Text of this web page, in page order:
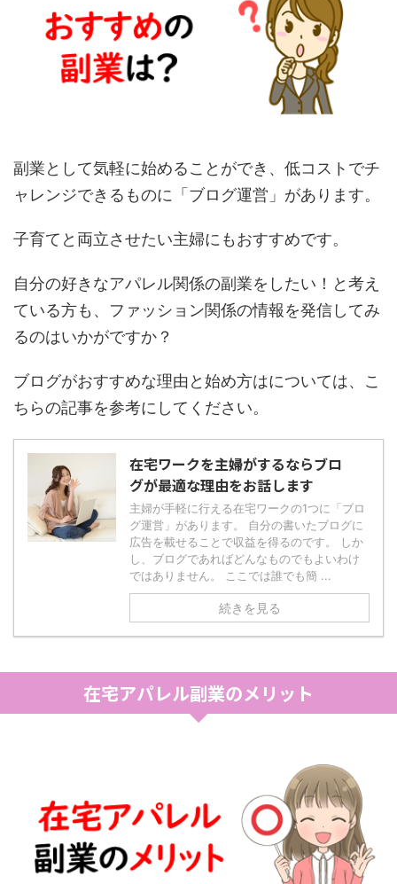
副業として気軽に始めることができ、低コストでチ
ャレンジできるものに「ブログ運営」があります。
子育てと両立させたい主婦にもおすすめです。
自分の好きなアパレル関係の副業をしたい！と考え
ている方も、ファッション関係の情報を発信してみ
るのはいかがですか？
ブログがおすすめな理由と始め方はについては、こ
ちらの記事を参考にしてください。
在宅ワークを主婦がするならブロ
グが最適な理由をお話します
主婦が手軽に行える在宅ワークの1つに「ブロ
グ運営」があります。 自分の書いたブログに
広告を載せることで収益を得るのです。 しか
し、ブログであればどんなものでもよいわけ
ではありません。 ここでは誰でも簡 ...
続きを見る
在宅アパレル副業のメリット